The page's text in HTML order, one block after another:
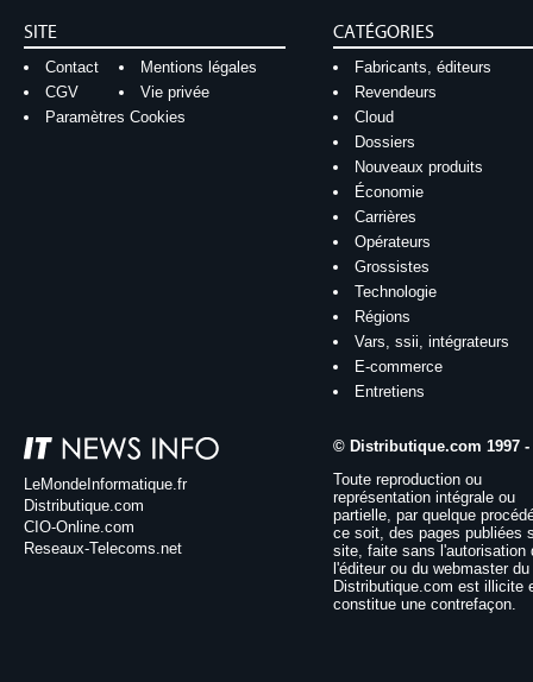
SITE
Contact
Mentions légales
CGV
Vie privée
Paramètres Cookies
CATÉGORIES
Fabricants, éditeurs
Revendeurs
Cloud
Dossiers
Nouveaux produits
Économie
Carrières
Opérateurs
Grossistes
Technologie
Régions
Vars, ssii, intégrateurs
E-commerce
Entretiens
LeMondeInformatique.fr
Distributique.com
CIO-Online.com
Reseaux-Telecoms.net
© Distributique.com 1997 -
Toute reproduction ou
représentation intégrale ou
partielle, par quelque
ce soit, des pages publiées
site, faite sans l'autorisation
l'éditeur ou du webmaster
Distributique.com est illicite
constitue une contrefaçon.